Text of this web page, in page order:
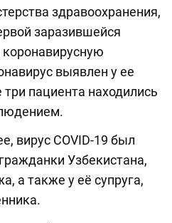
здравоохранения,
заразившейся
выявлен у ее
три пациента находились
вирус COVID-19 был
Узбекистана,
а также у её супруга,